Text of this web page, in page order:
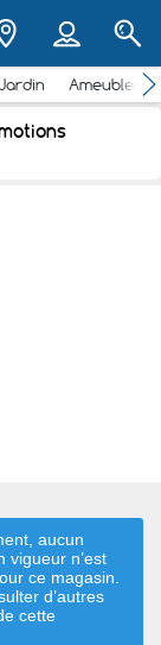
aucun
vigueur n’est
ce magasin.
d’autres
cette